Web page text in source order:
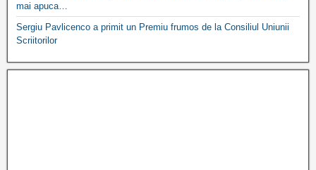
mai apuca…
Sergiu Pavlicenco a primit un Premiu frumos de la Consiliul Uniunii
Scriitorilor